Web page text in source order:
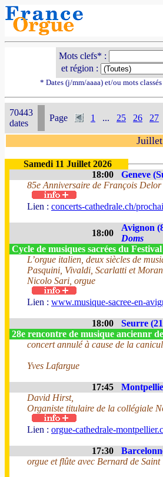
Mots clefs* :
et région :
* Dates (j/mm/aaaa) et/ou mots
70443
dates
Page 1 ... 25 26 27
Samedi 11 Juillet 2026
18:00
Geneve
85e Anniversaire de François Delor
Lien : concerts-cathedrale.ch/
18:00
Avignon
Doms
Cycle de musiques sacrées du
L’orgue italien, deux siècles de
Pasquini, Vivaldi, Scarlatti et
Nicolo Sari, orgue
Lien : www.musique-sacree-en-
18:00
Seurre
28e rencontre de musique anciennr
concert annulé à cause de la
Yves Lafargue
17:45
David Hirst,
Organiste titulaire de la collégiale
Lien : orgue-cathedrale-
17:30
orgue et flûte avec Bernard de